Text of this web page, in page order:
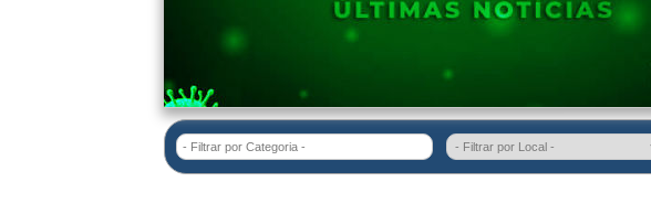
- Filtrar por Categoria -